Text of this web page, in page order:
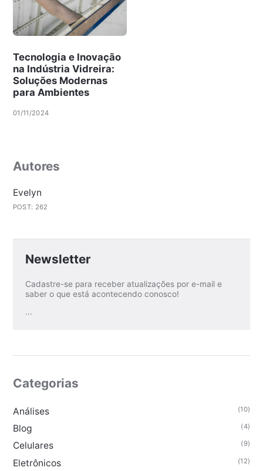
Tecnologia e Inovação
na Indústria Vidreira:
Soluções Modernas
para Ambientes
01/11/2024
Autores
Evelyn
POST: 262
Newsletter
Cadastre-se para receber atualizações por e-mail e
saber o que está acontecendo conosco!
...
Categorias
Análises (10)
Blog (4)
Celulares (9)
Eletrônicos (12)